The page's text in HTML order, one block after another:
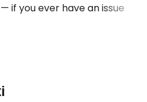
if you ever have an issue